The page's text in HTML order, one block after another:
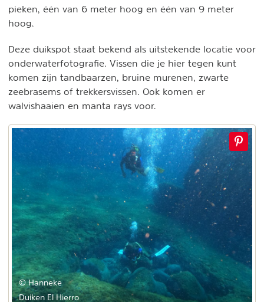
pieken, één van 6 meter hoog en één van 9 meter
hoog.
Deze duikspot staat bekend als uitstekende locatie voor
onderwaterfotografie. Vissen die je hier tegen kunt
komen zijn tandbaarzen, bruine murenen, zwarte
zeebrasems of trekkersvissen. Ook komen er
walvishaaien en manta rays voor.
© Hanneke
Duiken El Hierro